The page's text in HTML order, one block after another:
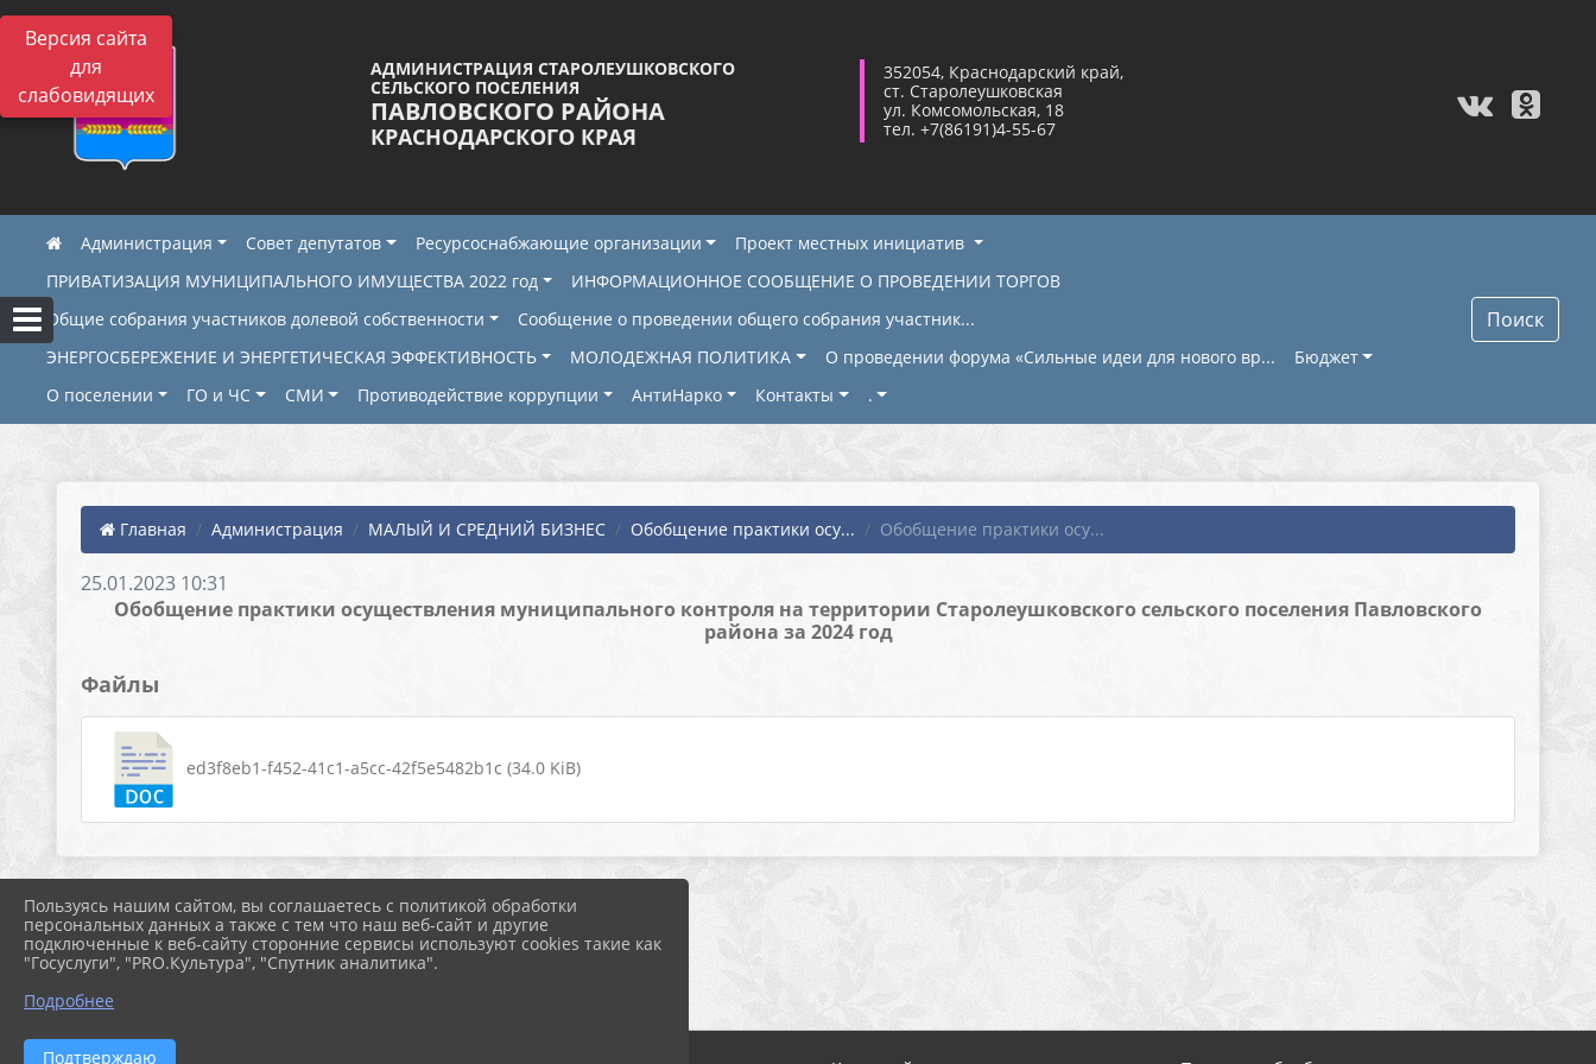
Версия сайта
для
слабовидящих
АДМИНИСТРАЦИЯ СТАРОЛЕУШКОВСКОГО
СЕЛЬСКОГО ПОСЕЛЕНИЯ
ПАВЛОВСКОГО РАЙОНА
КРАСНОДАРСКОГО КРАЯ
352054, Краснодарский край,
ст. Старолеушковская
ул. Комсомольская, 18
тел. +7(86191)4-55-67
Администрация Совет депутатов Ресурсоснабжающие организации
Проект местных инициатив
ПРИВАТИЗАЦИЯ МУНИЦИПАЛЬНОГО ИМУЩЕСТВА 2022 год
ИНФОРМАЦИОННОЕ СООБЩЕНИЕ О ПРОВЕДЕНИИ ТОРГОВ
Общие собрания участников долевой собственности
Сообщение о проведении общего собрания участник...
ЭНЕРГОСБЕРЕЖЕНИЕ И ЭНЕРГЕТИЧЕСКАЯ ЭФФЕКТИВНОСТЬ
МОЛОДЕЖНАЯ ПОЛИТИКА О проведении форума «Сильные идеи для нового вр...
Бюджет
О поселении
ГО и ЧС СМИ Противодействие коррупции АнтиНарко Контакты .
Поиск
Главная Администрация МАЛЫЙ И СРЕДНИЙ БИЗНЕС Обобщение практики осу... Обобщение практики осу...
25.01.2023 10:31
Обобщение практики осуществления муниципального контроля на территории Старолеушковского сельского поселения Павловского
района за 2024 год
Файлы
ed3f8eb1-f452-41c1-a5cc-42f5e5482b1c (34.0 KiB)
Пользуясь нашим сайтом, вы соглашаетесь с политикой обработки
персональных данных а также с тем что наш веб-сайт и другие
подключенные к веб-сайту сторонние сервисы используют cookies такие как
"Госуслуги", "PRO.Культура", "Спутник аналитика".
Подробнее
Подтверждаю